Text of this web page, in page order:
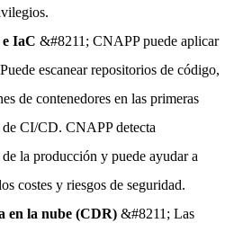
IaC &#8211; CNAPP puede aplicar
escanear repositorios de código,
de contenedores en las primeras
de CI/CD. CNAPP detecta
la producción y puede ayudar a
costes y riesgos de seguridad.
en la nube (CDR) &#8211; Las